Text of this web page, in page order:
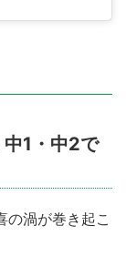
中1・中2で
の渦が巻き起こ